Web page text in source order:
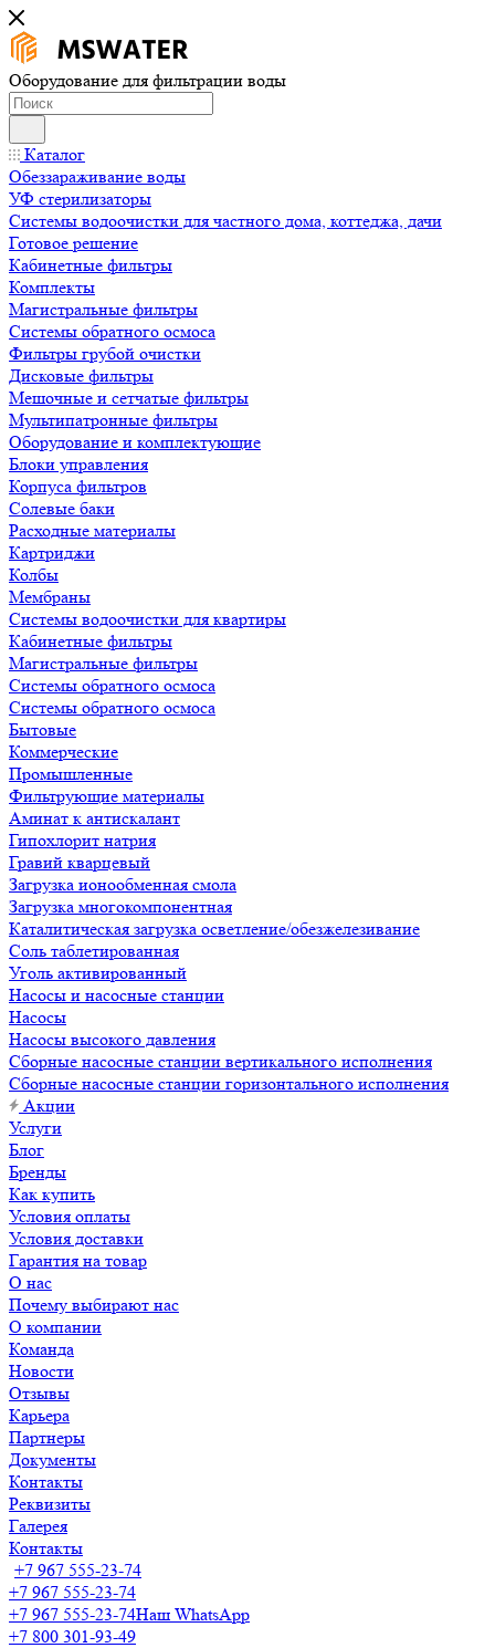
Оборудование для фильтрации воды
Каталог
Обеззараживание воды
УФ стерилизаторы
Системы водоочистки для частного дома, коттеджа, дачи
Готовое решение
Кабинетные фильтры
Комплекты
Магистральные фильтры
Системы обратного осмоса
Фильтры грубой очистки
Дисковые фильтры
Мешочные и сетчатые фильтры
Мультипатронные фильтры
Оборудование и комплектующие
Блоки управления
Корпуса фильтров
Солевые баки
Расходные материалы
Картриджи
Колбы
Мембраны
Системы водоочистки для квартиры
Кабинетные фильтры
Магистральные фильтры
Системы обратного осмоса
Системы обратного осмоса
Бытовые
Коммерческие
Промышленные
Фильтрующие материалы
Аминат к антискалант
Гипохлорит натрия
Гравий кварцевый
Загрузка ионообменная смола
Загрузка многокомпонентная
Каталитическая загрузка осветление/обезжелезивание
Соль таблетированная
Уголь активированный
Насосы и насосные станции
Насосы
Насосы высокого давления
Сборные насосные станции вертикального исполнения
Сборные насосные станции горизонтального исполнения
Акции
Услуги
Блог
Бренды
Как купить
Условия оплаты
Условия доставки
Гарантия на товар
О нас
Почему выбирают нас
О компании
Команда
Новости
Отзывы
Карьера
Партнеры
Документы
Контакты
Реквизиты
Галерея
Контакты
+7 967 555-23-74
+7 967 555-23-74
+7 967 555-23-74Наш WhatsApp
+7 800 301-93-49